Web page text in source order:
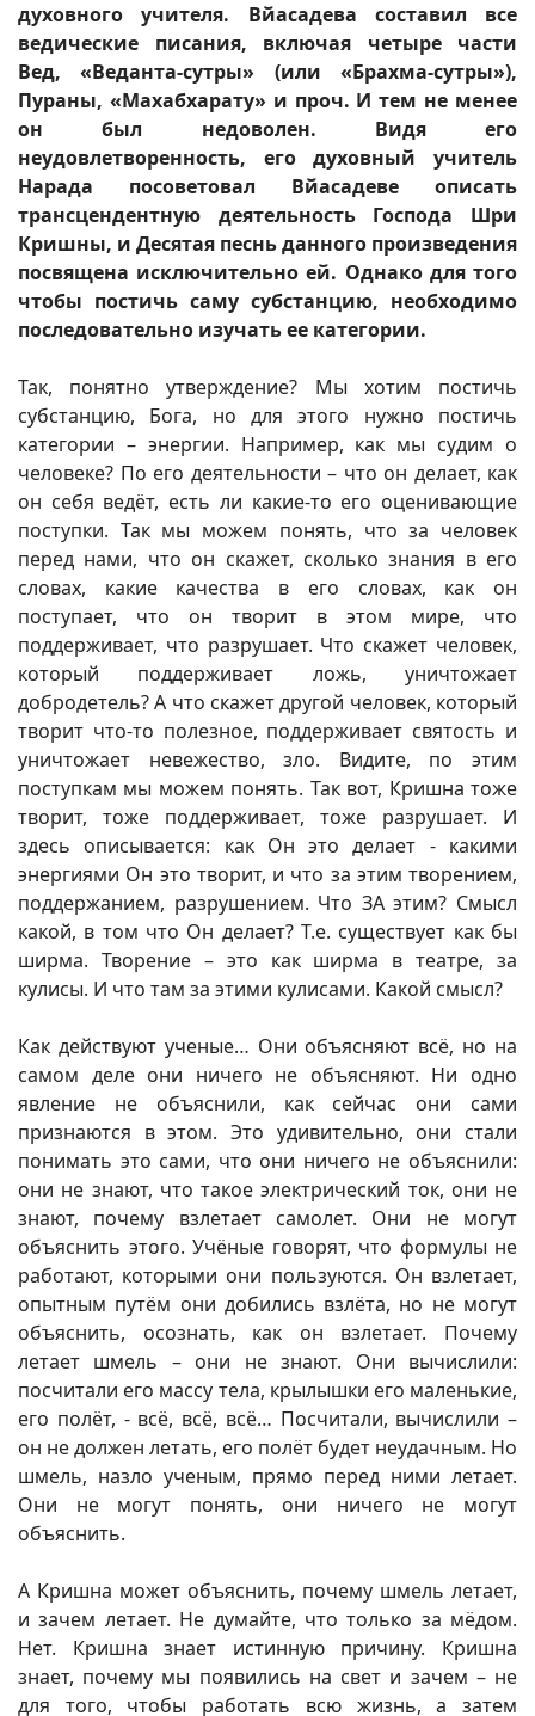
духовного учителя. Вйасадева составил все
ведические писания, включая четыре части
Вед, «Веданта-сутры» (или «Брахма-сутры»),
Пураны, «Махабхарату» и проч. И тем не менее
он был недоволен. Видя его
неудовлетворенность, его духовный учитель
Нарада посоветовал Вйасадеве описать
трансцендентную деятельность Господа Шри
Кришны, и Десятая песнь данного произведения
посвящена исключительно ей. Однако для того
чтобы постичь саму субстанцию, необходимо
последовательно изучать ее категории.
Так, понятно утверждение? Мы хотим постичь
субстанцию, Бога, но для этого нужно постичь
категории – энергии. Например, как мы судим о
человеке? По его деятельности – что он делает, как
он себя ведёт, есть ли какие-то его оценивающие
поступки. Так мы можем понять, что за человек
перед нами, что он скажет, сколько знания в его
словах, какие качества в его словах, как он
поступает, что он творит в этом мире, что
поддерживает, что разрушает. Что скажет человек,
который поддерживает ложь, уничтожает
добродетель? А что скажет другой человек, который
творит что-то полезное, поддерживает святость и
уничтожает невежество, зло. Видите, по этим
поступкам мы можем понять. Так вот, Кришна тоже
творит, тоже поддерживает, тоже разрушает. И
здесь описывается: как Он это делает - какими
энергиями Он это творит, и что за этим творением,
поддержанием, разрушением. Что ЗА этим? Смысл
какой, в том что Он делает? Т.е. существует как бы
ширма. Творение – это как ширма в театре, за
кулисы. И что там за этими кулисами. Какой смысл?
Как действуют ученые… Они объясняют всё, но на
самом деле они ничего не объясняют. Ни одно
явление не объяснили, как сейчас они сами
признаются в этом. Это удивительно, они стали
понимать это сами, что они ничего не объяснили:
они не знают, что такое электрический ток, они не
знают, почему взлетает самолет. Они не могут
объяснить этого. Учёные говорят, что формулы не
работают, которыми они пользуются. Он взлетает,
опытным путём они добились взлёта, но не могут
объяснить, осознать, как он взлетает. Почему
летает шмель – они не знают. Они вычислили:
посчитали его массу тела, крылышки его маленькие,
его полёт, - всё, всё, всё… Посчитали, вычислили –
он не должен летать, его полёт будет неудачным. Но
шмель, назло ученым, прямо перед ними летает.
Они не могут понять, они ничего не могут
объяснить.
А Кришна может объяснить, почему шмель летает,
и зачем летает. Не думайте, что только за мёдом.
Нет. Кришна знает истинную причину. Кришна
знает, почему мы появились на свет и зачем – не
для того, чтобы работать всю жизнь, а затем